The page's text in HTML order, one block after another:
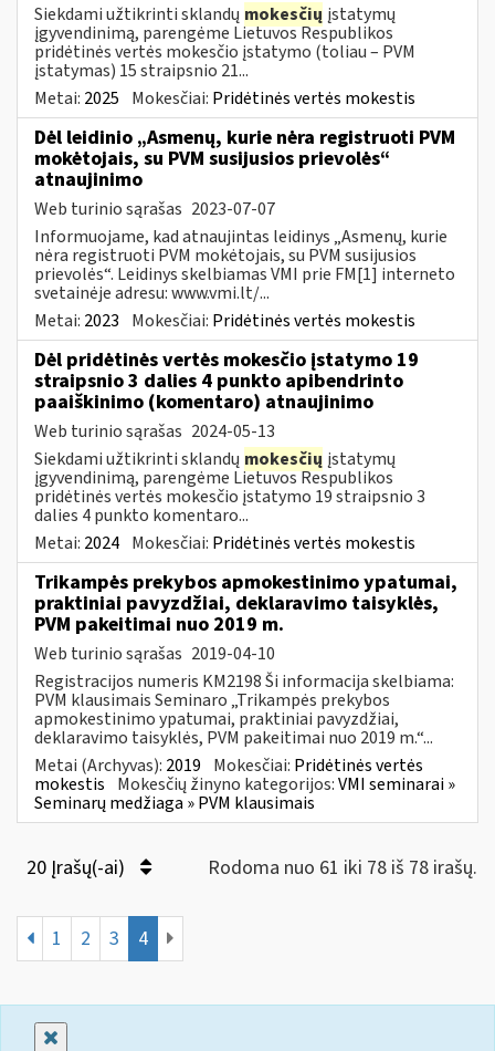
Siekdami užtikrinti sklandų mokesčių įstatymų
įgyvendinimą, parengėme Lietuvos Respublikos
pridėtinės vertės mokesčio įstatymo (toliau – PVM
įstatymas) 15 straipsnio 21...
Metai: 2025 Mokesčiai: Pridėtinės vertės mokestis
Dėl leidinio „Asmenų, kurie nėra registruoti PVM
mokėtojais, su PVM susijusios prievolės“
atnaujinimo
Web turinio sąrašas 2023-07-07
Informuojame, kad atnaujintas leidinys „Asmenų, kurie
nėra registruoti PVM mokėtojais, su PVM susijusios
prievolės“. Leidinys skelbiamas VMI prie FM[1] interneto
svetainėje adresu: www.vmi.lt/...
Metai: 2023 Mokesčiai: Pridėtinės vertės mokestis
Dėl pridėtinės vertės mokesčio įstatymo 19
straipsnio 3 dalies 4 punkto apibendrinto
paaiškinimo (komentaro) atnaujinimo
Web turinio sąrašas 2024-05-13
Siekdami užtikrinti sklandų mokesčių įstatymų
įgyvendinimą, parengėme Lietuvos Respublikos
pridėtinės vertės mokesčio įstatymo 19 straipsnio 3
dalies 4 punkto komentaro...
Metai: 2024 Mokesčiai: Pridėtinės vertės mokestis
Trikampės prekybos apmokestinimo ypatumai,
praktiniai pavyzdžiai, deklaravimo taisyklės,
PVM pakeitimai nuo 2019 m.
Web turinio sąrašas 2019-04-10
Registracijos numeris KM2198 Ši informacija skelbiama:
PVM klausimais Seminaro „Trikampės prekybos
apmokestinimo ypatumai, praktiniai pavyzdžiai,
deklaravimo taisyklės, PVM pakeitimai nuo 2019 m.“...
Metai (Archyvas): 2019 Mokesčiai: Pridėtinės vertės
mokestis Mokesčių žinyno kategorijos:VMI seminarai »
Seminarų medžiaga » PVM klausimais
20 Įrašų(-ai) Rodoma nuo 61 iki 78 iš 78 irašų.
1 2 3 4